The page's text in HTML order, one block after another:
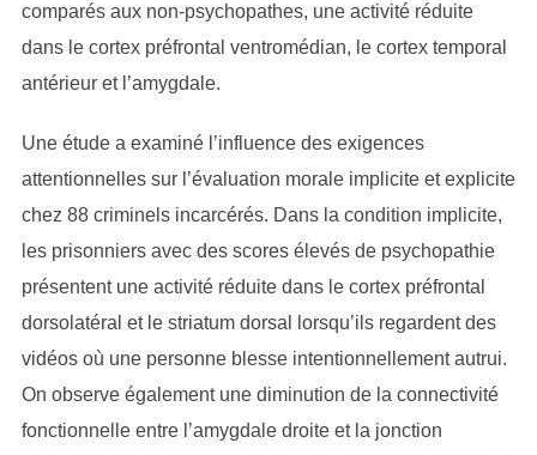
comparés aux non-psychopathes, une activité réduite
dans le cortex préfrontal ventromédian, le cortex temporal
antérieur et l’amygdale.
Une étude a examiné l’influence des exigences
attentionnelles sur l’évaluation morale implicite et explicite
chez 88 criminels incarcérés. Dans la condition implicite,
les prisonniers avec des scores élevés de psychopathie
présentent une activité réduite dans le cortex préfrontal
dorsolatéral et le striatum dorsal lorsqu’ils regardent des
vidéos où une personne blesse intentionnellement autrui.
On observe également une diminution de la connectivité
fonctionnelle entre l’amygdale droite et la jonction